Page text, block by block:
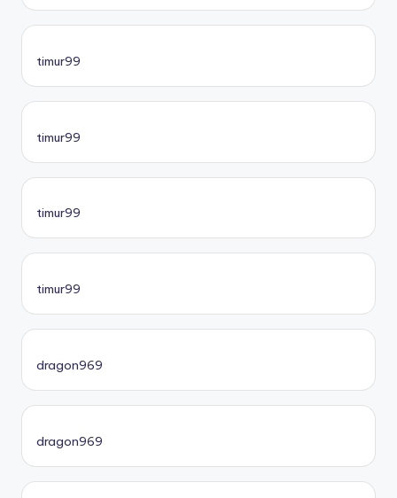
timur99
timur99
timur99
timur99
dragon969
dragon969